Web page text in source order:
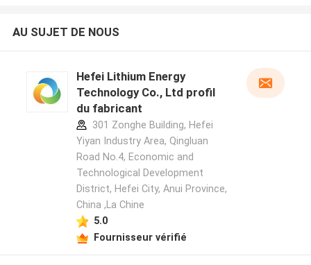
AU SUJET DE NOUS
Hefei Lithium Energy
Technology Co., Ltd profil
du fabricant
301 Zonghe Building, Hefei
Yiyan Industry Area, Qingluan
Road No.4, Economic and
Technological Development
District, Hefei City, Anui Province,
China ,La Chine
5.0
Fournisseur vérifié